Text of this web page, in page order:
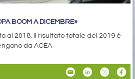
BOOM A DICEMBRE»
al 2018. Il risultato totale del 2019 è
da ACEA